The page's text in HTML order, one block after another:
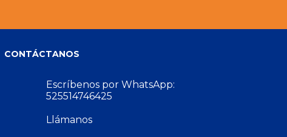
CONTÁCTANOS
Escríbenos por WhatsApp:
525514746425
Llámanos